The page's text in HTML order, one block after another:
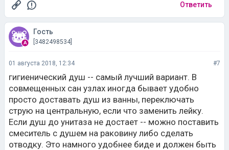
Ответить
Гость
[3482498534]
01 августа 2018, 12:34 #7
гигиенический душ -- самый лучший вариант. В
совмещенных сан узлах иногда бывает удобно
просто доставать душ из ванны, переключать
струю на центральную, если что заменить лейку.
Если душ до унитаза не достает -- можно поставить
смеситель с душем на раковину либо сделать
отводку. Это намного удобнее биде и должен быть